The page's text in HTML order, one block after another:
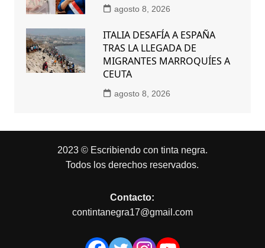
agosto 8, 2026
ITALIA DESAFÍA A ESPAÑA
TRAS LA LLEGADA DE
MIGRANTES MARROQUÍES A
CEUTA
agosto 8, 2026
2023 © Escribiendo con tinta negra.
Todos los derechos reservados.
Contacto:
contintanegra17@gmail.com